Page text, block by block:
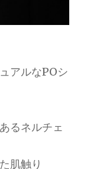
アルなPOシ
るネルチェ
肌触り